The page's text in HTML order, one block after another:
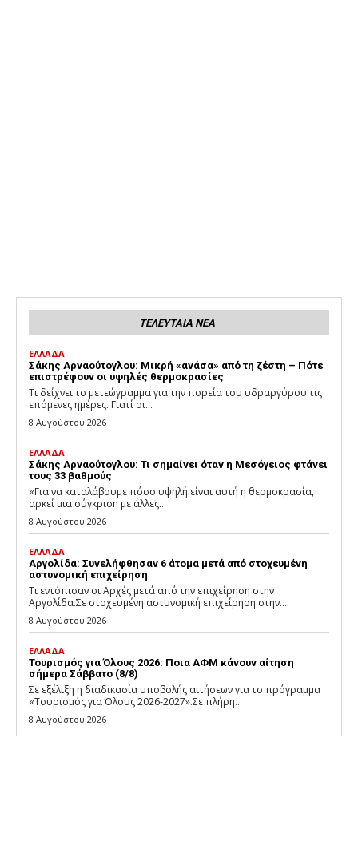
ΤΕΛΕΥΤΑΙΑ ΝΕΑ
ΕΛΛΑΔΑ
Σάκης Αρναούτογλου: Μικρή «ανάσα» από τη ζέστη – Πότε
επιστρέφουν οι υψηλές θερμοκρασίες
Τι δείχνει το μετεώγραμμα για την πορεία του υδραργύρου τις
επόμενες ημέρες. Γιατί οι...
8 Αυγούστου 2026
ΕΛΛΑΔΑ
Σάκης Αρναούτογλου: Τι σημαίνει όταν η Μεσόγειος φτάνει
τους 33 βαθμούς
«Για να καταλάβουμε πόσο υψηλή είναι αυτή η θερμοκρασία,
αρκεί μια σύγκριση με άλλες...
8 Αυγούστου 2026
ΕΛΛΑΔΑ
Αργολίδα: Συνελήφθησαν 6 άτομα μετά από στοχευμένη
αστυνομική επιχείρηση
Τι εντόπισαν οι Αρχές μετά από την επιχείρηση στην
Αργολίδα.Σε στοχευμένη αστυνομική επιχείρηση στην...
8 Αυγούστου 2026
ΕΛΛΑΔΑ
Τουρισμός για Όλους 2026: Ποια ΑΦΜ κάνουν αίτηση
σήμερα Σάββατο (8/8)
Σε εξέλιξη η διαδικασία υποβολής αιτήσεων για το πρόγραμμα
«Τουρισμός για Όλους 2026-2027».Σε πλήρη...
8 Αυγούστου 2026